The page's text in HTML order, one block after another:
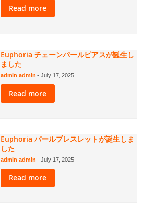
Read more
Euphoria チェーンパールピアスが誕生し
ました
admin admin- July 17, 2025
Read more
Euphoria パールブレスレットが誕生しま
した
admin admin- July 17, 2025
Read more